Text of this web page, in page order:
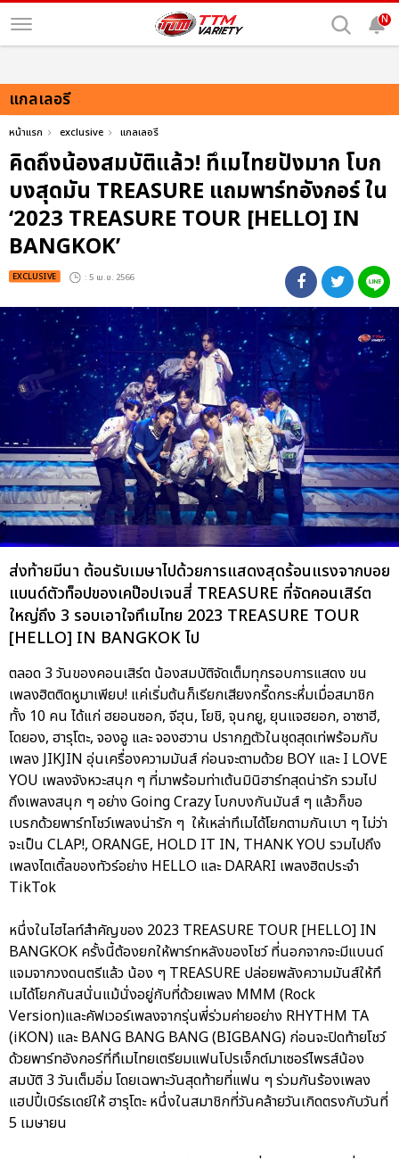
N
แกลเลอรี
หน้าแรก exclusive แกลเลอรี
คิดถึงน้องสมบัติแล้ว! ทึเมไทยปังมาก โบก
บงสุดมัน TREASURE แถมพาร์ทอังกอร์ ใน
‘2023 TREASURE TOUR [HELLO] IN
BANGKOK’
EXCLUSIVE : 5 เม.ย. 2566
ส่งท้ายมีนา ต้อนรับเมษาไปด้วยการแสดงสุดร้อนแรงจากบอย
แบนด์ตัวท็อปของเคป๊อปเจนสี่ TREASURE ที่จัดคอนเสิร์ต
ใหญ่ถึง 3 รอบเอาใจทึเมไทย 2023 TREASURE TOUR
[HELLO] IN BANGKOK ไป
ตลอด 3 วันของคอนเสิร์ต น้องสมบัติจัดเต็มทุกรอบการแสดง ขน
เพลงฮิตติดหูมาเพียบ! แค่เริ่มต้นก็เรียกเสียงกรี๊ดกระหึ่มเมื่อสมาชิก
ทั้ง 10 คน ได้แก่ ฮยอนซอก, จีฮุน, โยชิ, จุนกยู, ยุนแจฮยอก, อาซาฮี,
โดยอง, ฮารุโตะ, จองอู และ จองฮวาน ปรากฏตัวในชุดสุดเท่พร้อมกับ
เพลง JIKJIN อุ่นเครื่องความมันส์ ก่อนจะตามด้วย BOY และ I LOVE
YOU เพลงจังหวะสนุก ๆ ที่มาพร้อมท่าเต้นมินิฮาร์ทสุดน่ารัก รวมไป
ถึงเพลงสนุก ๆ อย่าง Going Crazy โบกบงกันมันส์ ๆ แล้วก็ขอ
เบรกด้วยพาร์ทโชว์เพลงน่ารัก ๆ ให้เหล่าทึเมได้โยกตามกันเบา ๆ ไม่ว่า
จะเป็น CLAP!, ORANGE, HOLD IT IN, THANK YOU รวมไปถึง
เพลงไตเติ้ลของทัวร์อย่าง HELLO และ DARARI เพลงฮิตประจำ
TikTok
หนึ่งในไฮไลท์สำคัญของ 2023 TREASURE TOUR [HELLO] IN
BANGKOK ครั้งนี้ต้องยกให้พาร์ทหลังของโชว์ ที่นอกจากจะมีแบนด์
แจมจากวงดนตรีแล้ว น้อง ๆ TREASURE ปล่อยพลังความมันส์ให้ทึ
เมได้โยกกันสนั่นแม้นั่งอยู่กับที่ด้วยเพลง MMM (Rock
Version)และคัฟเวอร์เพลงจากรุ่นพี่ร่วมค่ายอย่าง RHYTHM TA
(iKON) และ BANG BANG BANG (BIGBANG) ก่อนจะปิดท้ายโชว์
ด้วยพาร์ทอังกอร์ที่ทึเมไทยเตรียมแฟนโปรเจ็กต์มาเซอร์ไพรส์น้อง
สมบัติ 3 วันเต็มอิ่ม โดยเฉพาะวันสุดท้ายที่แฟน ๆ ร่วมกันร้องเพลง
แฮปปี้เบิร์ธเดย์ให้ ฮารุโตะ หนึ่งในสมาชิกที่วันคล้ายวันเกิดตรงกับวันที่
5 เมษายน